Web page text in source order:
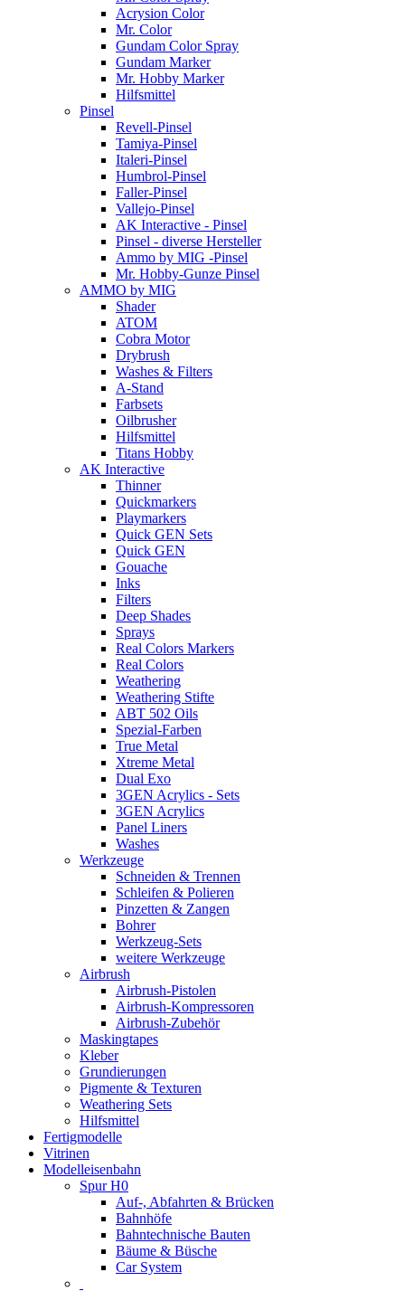
Acrysion Color
Mr. Color
Gundam Color Spray
Gundam Marker
Mr. Hobby Marker
Hilfsmittel
Pinsel
Revell-Pinsel
Tamiya-Pinsel
Italeri-Pinsel
Humbrol-Pinsel
Faller-Pinsel
Vallejo-Pinsel
AK Interactive - Pinsel
Pinsel - diverse Hersteller
Ammo by MIG -Pinsel
Mr. Hobby-Gunze Pinsel
AMMO by MIG
Shader
ATOM
Cobra Motor
Drybrush
Washes & Filters
A-Stand
Farbsets
Oilbrusher
Hilfsmittel
Titans Hobby
AK Interactive
Thinner
Quickmarkers
Playmarkers
Quick GEN Sets
Quick GEN
Gouache
Inks
Filters
Deep Shades
Sprays
Real Colors Markers
Real Colors
Weathering
Weathering Stifte
ABT 502 Oils
Spezial-Farben
True Metal
Xtreme Metal
Dual Exo
3GEN Acrylics - Sets
3GEN Acrylics
Panel Liners
Washes
Werkzeuge
Schneiden & Trennen
Schleifen & Polieren
Pinzetten & Zangen
Bohrer
Werkzeug-Sets
weitere Werkzeuge
Airbrush
Airbrush-Pistolen
Airbrush-Kompressoren
Airbrush-Zubehör
Maskingtapes
Kleber
Grundierungen
Pigmente & Texturen
Weathering Sets
Hilfsmittel
Fertigmodelle
Vitrinen
Modelleisenbahn
Spur H0
Auf-, Abfahrten & Brücken
Bahnhöfe
Bahntechnische Bauten
Bäume & Büsche
Car System